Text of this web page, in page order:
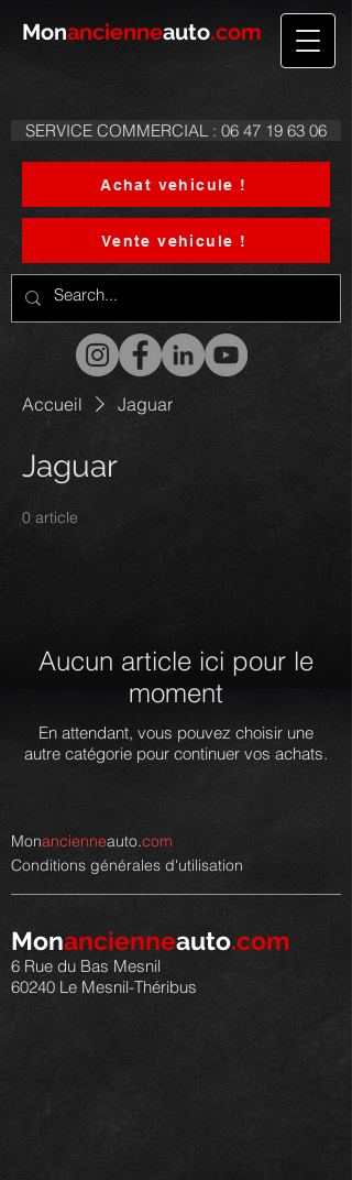
Monancienneauto.com
SERVICE COMMERCIAL : 06 47 19 63 06
Achat vehicule !
Vente vehicule !
Accueil Jaguar
Jaguar
0 article
Aucun article ici pour le
moment
En attendant, vous pouvez choisir une
autre catégorie pour continuer vos achats.
Monancienneauto.com
Conditions générales d'utilisation
Monancienneauto.com
6 Rue du Bas Mesnil
60240 Le Mesnil-Théribus